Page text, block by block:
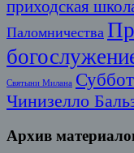
приходская
Паломничества
Святыни Милана
Чинизелло
Архив